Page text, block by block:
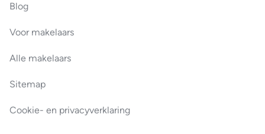
Blog
Voor makelaars
Alle makelaars
Sitemap
Cookie- en privacyverklaring